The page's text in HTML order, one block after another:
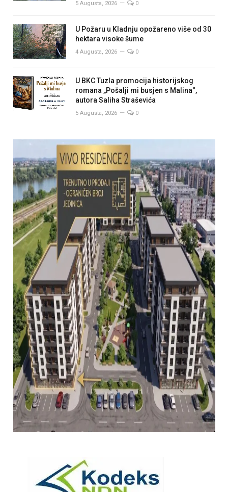
5 Augusta, 2026 0
U Požaru u Kladnju opožareno više od 30
hektara visoke šume
4 Augusta, 2026 0
U BKC Tuzla promocija historijskog
romana „Pošalji mi busjen s Malina“,
autora Saliha Straševića
5 Augusta, 2026 0